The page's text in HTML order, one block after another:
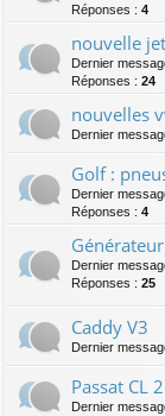
Réponses : 4
nouvelle
Dernier
Réponses : 24
nouvelles
Dernier
Golf :
Dernier
Réponses : 4
Dernier
Réponses : 25
Caddy V3
Dernier
Passat CL
Dernier